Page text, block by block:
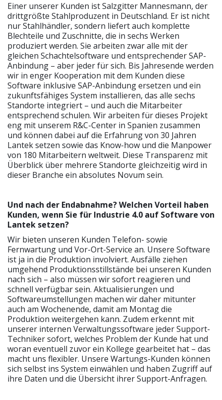
Einer unserer Kunden ist Salzgitter Mannesmann, der
drittgrößte Stahlproduzent in Deutschland. Er ist nicht
nur Stahlhändler, sondern liefert auch komplette
Blechteile und Zuschnitte, die in sechs Werken
produziert werden. Sie arbeiten zwar alle mit der
gleichen Schachtelsoftware und entsprechender SAP-
Anbindung – aber jeder für sich. Bis Jahresende werden
wir in enger Kooperation mit dem Kunden diese
Software inklusive SAP-Anbindung ersetzen und ein
zukunftsfähiges System installieren, das alle sechs
Standorte integriert – und auch die Mitarbeiter
entsprechend schulen. Wir arbeiten für dieses Projekt
eng mit unserem R&C-Center in Spanien zusammen
und können dabei auf die Erfahrung von 30 Jahren
Lantek setzen sowie das Know-how und die Manpower
von 180 Mitarbeitern weltweit. Diese Transparenz mit
Überblick über mehrere Standorte gleichzeitig wird in
dieser Branche ein absolutes Novum sein.
Und nach der Endabnahme? Welchen Vorteil haben
Kunden, wenn Sie für Industrie 4.0 auf Software von
Lantek setzen?
Wir bieten unseren Kunden Telefon- sowie
Fernwartung und Vor-Ort-Service an. Unsere Software
ist ja in die Produktion involviert. Ausfälle ziehen
umgehend Produktionsstillstände bei unseren Kunden
nach sich – also müssen wir sofort reagieren und
schnell verfügbar sein. Aktualisierungen und
Softwareumstellungen machen wir daher mitunter
auch am Wochenende, damit am Montag die
Produktion weitergehen kann. Zudem erkennt mit
unserer internen Verwaltungssoftware jeder Support-
Techniker sofort, welches Problem der Kunde hat und
woran eventuell zuvor ein Kollege gearbeitet hat – das
macht uns flexibler. Unsere Wartungs-Kunden können
sich selbst ins System einwählen und haben Zugriff auf
ihre Daten und die Übersicht ihrer Support-Anfragen.